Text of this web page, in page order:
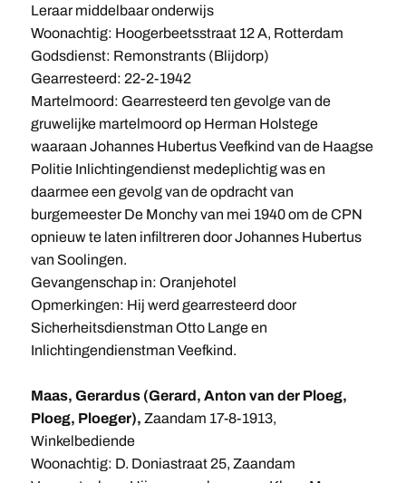
Leraar middelbaar onderwijs
Woonachtig: Hoogerbeetsstraat 12 A, Rotterdam
Godsdienst: Remonstrants (Blijdorp)
Gearresteerd: 22-2-1942
Martelmoord: Gearresteerd ten gevolge van de
gruwelijke martelmoord op Herman Holstege
waaraan Johannes Hubertus Veefkind van de Haagse
Politie Inlichtingendienst medeplichtig was en
daarmee een gevolg van de opdracht van
burgemeester De Monchy van mei 1940 om de CPN
opnieuw te laten infiltreren door Johannes Hubertus
van Soolingen.
Gevangenschap in: Oranjehotel
Opmerkingen: Hij werd gearresteerd door
Sicherheitsdienstman Otto Lange en
Inlichtingendienstman Veefkind.
Maas, Gerardus (Gerard, Anton van der Ploeg,
Ploeg, Ploeger), Zaandam 17-8-1913,
Winkelbediende
Woonachtig: D. Doniastraat 25, Zaandam